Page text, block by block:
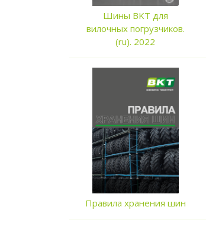
Шины BKT для
вилочных погрузчиков.
(ru). 2022
Правила хранения шин